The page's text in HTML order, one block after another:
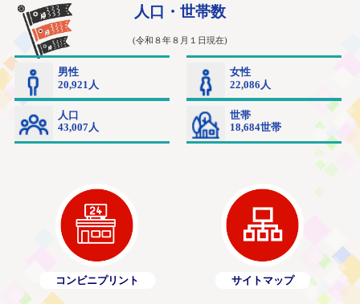
コンビニプリント サイトマップ